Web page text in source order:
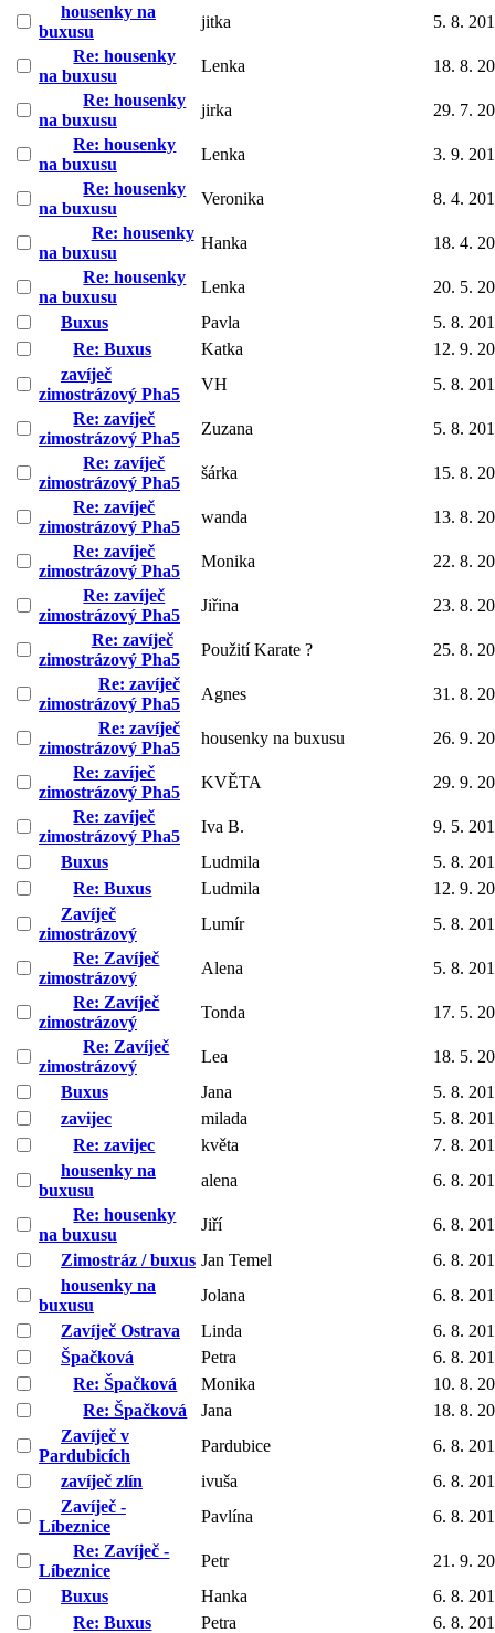
housenky na
buxusu
jitka
5. 8.
Re: housenky
na buxusu
Lenka
18. 8.
Re: housenky
na buxusu
jirka
29. 7.
Re: housenky
na buxusu
Lenka
3. 9.
Re: housenky
na buxusu
Veronika
8. 4.
Re: housenky
na buxusu
Hanka
18. 4.
Re: housenky
na buxusu
Lenka
20. 5.
Buxus
Pavla
5. 8.
Re: Buxus
Katka
12. 9.
zavíječ
zimostrázový Pha5
VH
5. 8.
Re: zavíječ
zimostrázový Pha5
Zuzana
5. 8.
Re: zavíječ
zimostrázový Pha5
šárka
15. 8.
Re: zavíječ
zimostrázový Pha5
wanda
13. 8.
Re: zavíječ
zimostrázový Pha5
Monika
22. 8.
Re: zavíječ
zimostrázový Pha5
Jiřina
23. 8.
Re: zavíječ
zimostrázový Pha5
Použití Karate ?
25. 8.
Re: zavíječ
zimostrázový Pha5
Agnes
31. 8.
Re: zavíječ
zimostrázový Pha5
housenky na buxusu
26. 9.
Re: zavíječ
zimostrázový Pha5
KVĚTA
29. 9.
Re: zavíječ
zimostrázový Pha5
Iva B.
9. 5.
Buxus
Ludmila
5. 8.
Re: Buxus
Ludmila
12. 9.
Zavíječ
zimostrázový
Lumír
5. 8.
Re: Zavíječ
zimostrázový
Alena
5. 8.
Re: Zavíječ
zimostrázový
Tonda
17. 5.
Re: Zavíječ
zimostrázový
Lea
18. 5.
Buxus
Jana
5. 8.
zavijec
milada
5. 8.
Re: zavijec
květa
7. 8.
housenky na
buxusu
alena
6. 8.
Re: housenky
na buxusu
Jiří
6. 8.
Zimostráz / buxus Jan Temel
6. 8.
housenky na
buxusu
Jolana
6. 8.
Zavíječ Ostrava
Linda
6. 8.
Špačková
Petra
6. 8.
Re: Špačková
Monika
10. 8.
Re: Špačková
Jana
18. 8.
Zavíječ v
Pardubicích
Pardubice
6. 8.
zavíječ zlín
ivuša
6. 8.
Zavíječ -
Líbeznice
Pavlína
6. 8.
Re: Zavíječ -
Líbeznice
Petr
21. 9.
Buxus
Hanka
6. 8.
Re: Buxus
Petra 6. 8.